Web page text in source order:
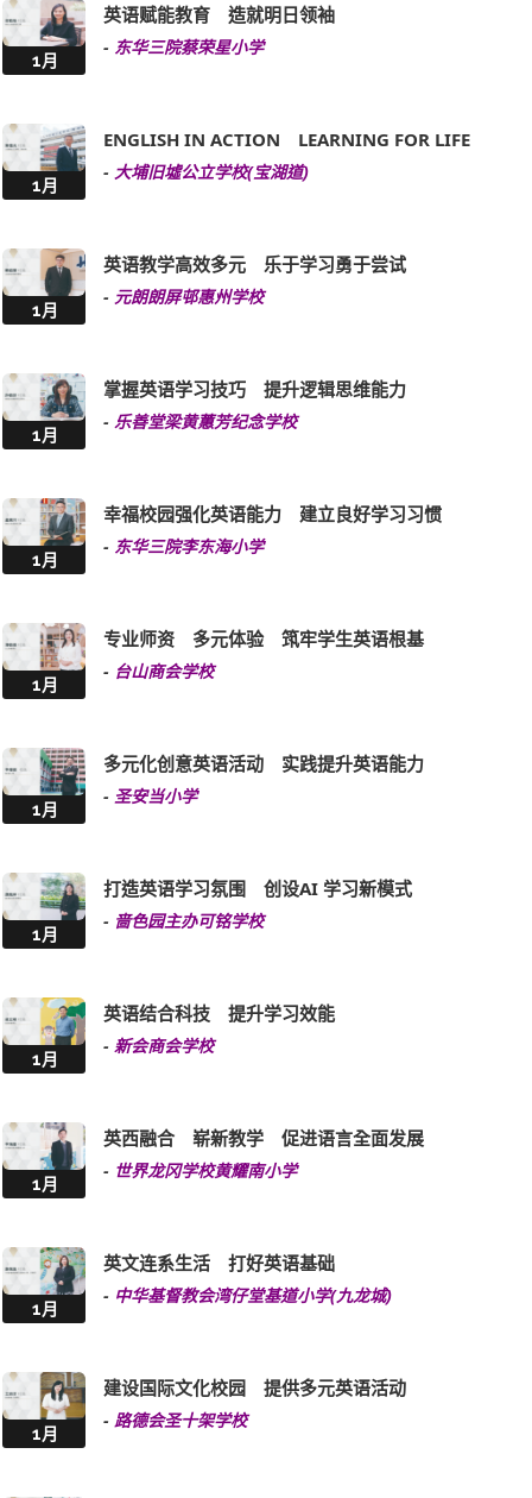
1月
英语赋能教育 造就明日领袖
- 东华三院蔡荣星小学
1月
ENGLISH IN ACTION LEARNING FOR LIFE
- 大埔旧墟公立学校(宝湖道)
1月
英语教学高效多元 乐于学习勇于尝试
- 元朗朗屏邨惠州学校
1月
掌握英语学习技巧 提升逻辑思维能力
- 乐善堂梁黄蕙芳纪念学校
1月
幸福校园强化英语能力 建立良好学习习惯
- 东华三院李东海小学
1月
专业师资 多元体验 筑牢学生英语根基
- 台山商会学校
1月
多元化创意英语活动 实践提升英语能力
- 圣安当小学
1月
打造英语学习氛围 创设AI 学习新模式
- 啬色园主办可铭学校
1月
英语结合科技 提升学习效能
- 新会商会学校
1月
英西融合 崭新教学 促进语言全面发展
- 世界龙冈学校黄耀南小学
1月
英文连系生活 打好英语基础
- 中华基督教会湾仔堂基道小学(九龙城)
1月
建设国际文化校园 提供多元英语活动
- 路德会圣十架学校